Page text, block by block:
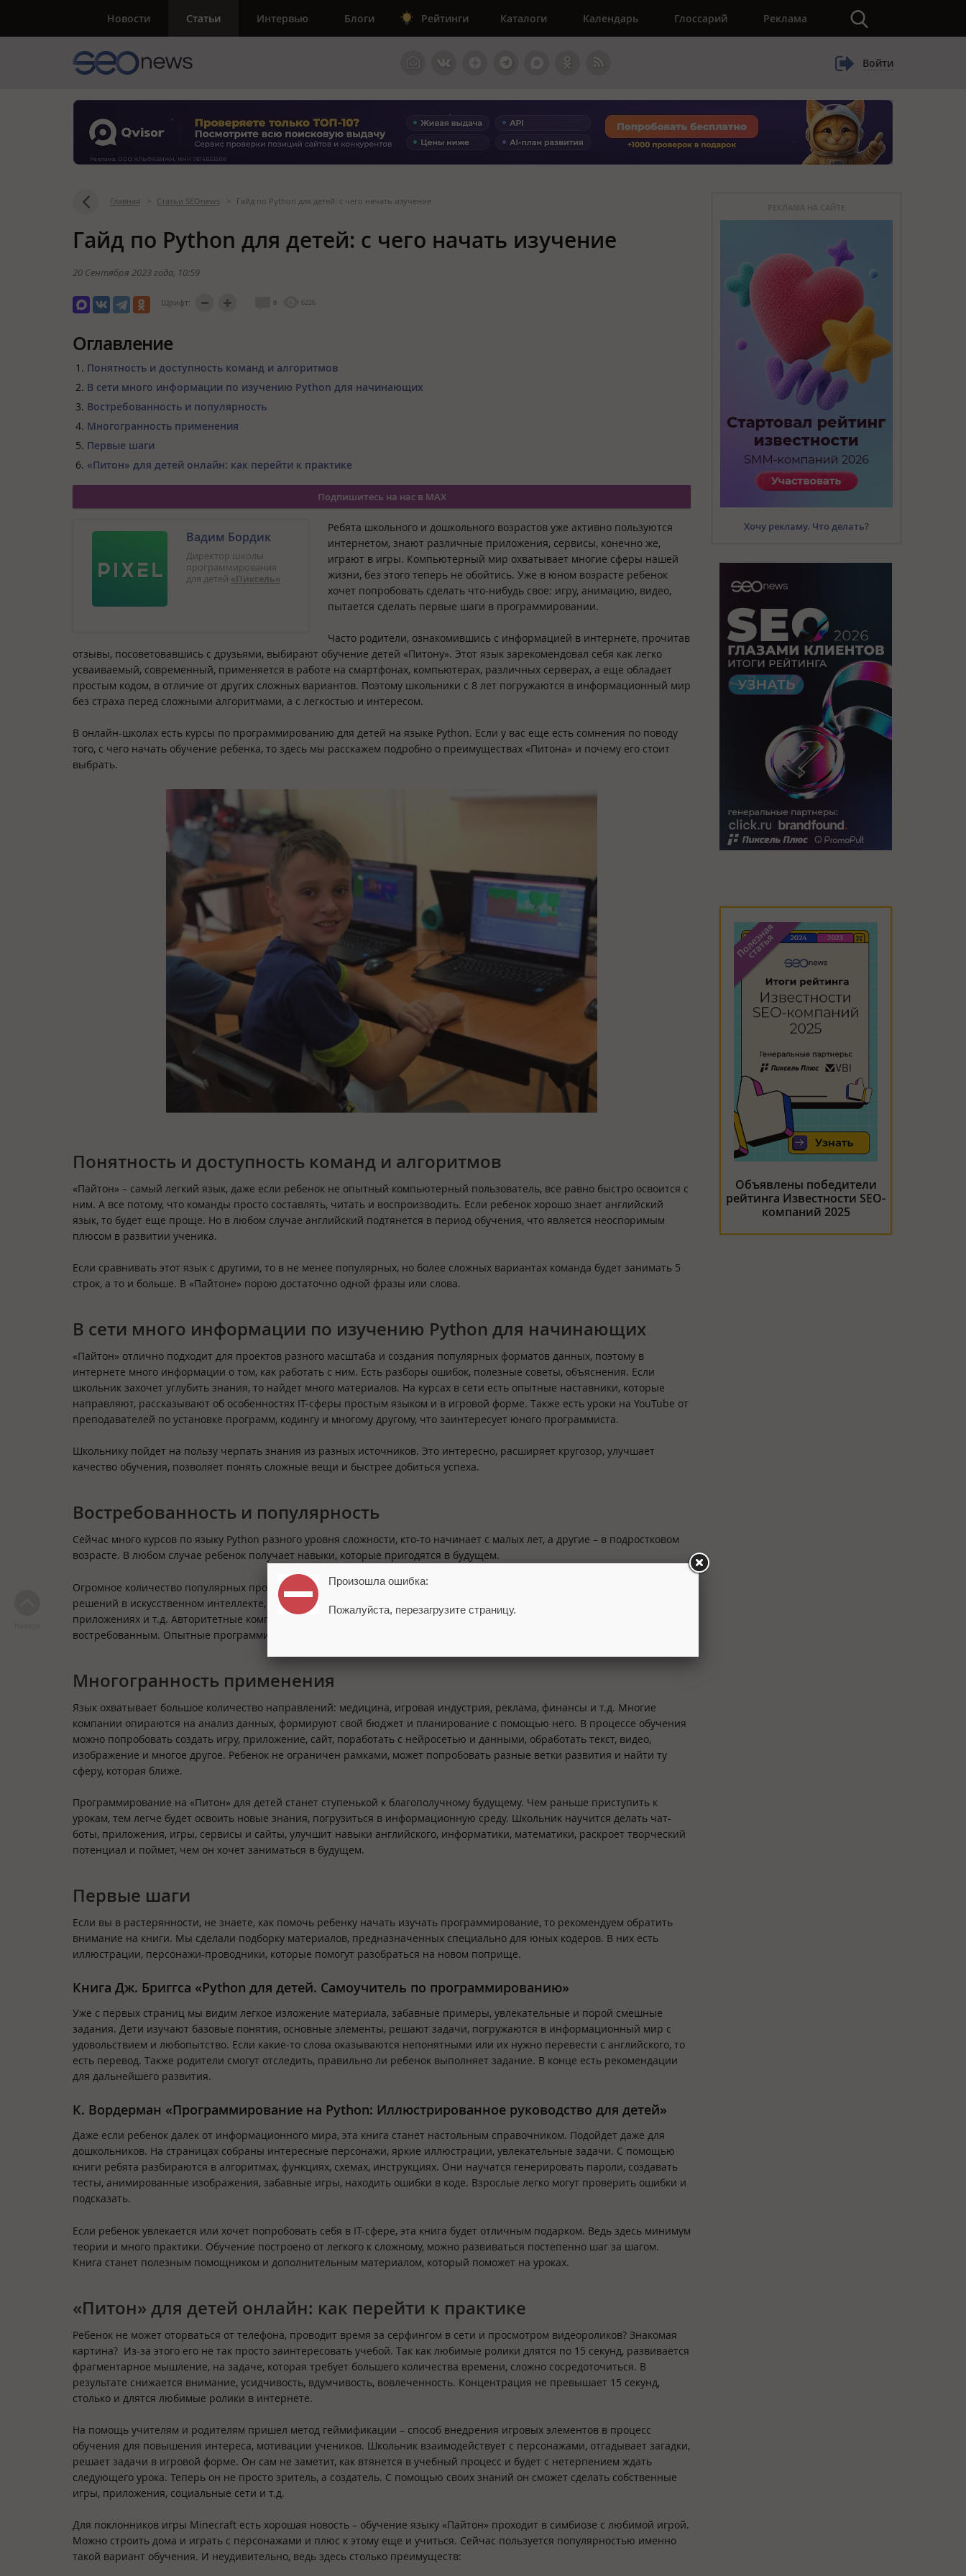
Новости Статьи Интервью Блоги Рейтинги Каталоги Календарь Глоссарий Реклама
Войти
Главная > Статьи SEOnews > Гайд по Python для детей: с чего начать изучение
Гайд по Python для детей: с чего начать изучение
20 Сентября 2023 года , 10:59
Шрифт: 0 6226
Оглавление
Понятность и доступность команд и алгоритмов
В сети много информации по изучению Python для начинающих
Востребованность и популярность
Многогранность применения
Первые шаги
«Питон» для детей онлайн: как перейти к практике
Подпишитесь на нас в MAX
Вадим Бордик
Директор школы
программирования
для детей «Пиксель»
Ребята школьного и дошкольного возрастов уже активно пользуются
интернетом, знают различные приложения, сервисы, конечно же,
играют в игры. Компьютерный мир охватывает многие сферы нашей
жизни, без этого теперь не обойтись. Уже в юном возрасте ребенок
хочет попробовать сделать что-нибудь свое: игру, анимацию, видео,
пытается сделать первые шаги в программировании.
Часто родители, ознакомившись с информацией в интернете, прочитав
отзывы, посоветовавшись с друзьями, выбирают обучение детей «Питону». Этот язык зарекомендовал себя как легко
усваиваемый, современный, применяется в работе на смартфонах, компьютерах, различных серверах, а еще обладает
простым кодом, в отличие от других сложных вариантов. Поэтому школьники с 8 лет погружаются в информационный мир
без страха перед сложными алгоритмами, а с легкостью и интересом.
В онлайн-школах есть курсы по программированию для детей на языке Python. Если у вас еще есть сомнения по поводу
того, с чего начать обучение ребенка, то здесь мы расскажем подробно о преимуществах «Питона» и почему его стоит
выбрать.
Понятность и доступность команд и алгоритмов
«Пайтон» – самый легкий язык, даже если ребенок не опытный компьютерный пользователь, все равно быстро освоится с
ним. А все потому, что команды просто составлять, читать и воспроизводить. Если ребенок хорошо знает английский
язык, то будет еще проще. Но в любом случае английский подтянется в период обучения, что является неоспоримым
плюсом в развитии ученика.
Если сравнивать этот язык с другими, то в не менее популярных, но более сложных вариантах команда будет занимать 5
строк, а то и больше. В «Пайтоне» порою достаточно одной фразы или слова.
В сети много информации по изучению Python для начинающих
«Пайтон» отлично подходит для проектов разного масштаба и создания популярных форматов данных, поэтому в
интернете много информации о том, как работать с ним. Есть разборы ошибок, полезные советы, объяснения. Если
школьник захочет углубить знания, то найдет много материалов. На курсах в сети есть опытные наставники, которые
направляют, рассказывают об особенностях IT-сферы простым языком и в игровой форме. Также есть уроки на YouTube от
преподавателей по установке программ, кодингу и многому другому, что заинтересует юного программиста.
Школьнику пойдет на пользу черпать знания из разных источников. Это интересно, расширяет кругозор, улучшает
качество обучения, позволяет понять сложные вещи и быстрее добиться успеха.
Востребованность и популярность
Сейчас много курсов по языку Python разного уровня сложности, кто-то начинает с малых лет, а другие – в подростковом
возрасте. В любом случае ребенок получает навыки, которые пригодятся в будущем.
Огромное количество популярных проектов сделаны именно на «Питон», например, YouTube, Sims 4, Django, Google, много
решений в искусственном интеллекте, графических интерфейсах, веб-разработке, образовательных программах,
приложениях и т.д. Авторитетные компании используют его в своих проектах, поэтому он будет еще долгое время
востребованным. Опытные программисты получают зарплату от 200-300 тысяч рублей и всегда есть куда расти.
Многогранность применения
Язык охватывает большое количество направлений: медицина, игровая индустрия, реклама, финансы и т.д. Многие
компании опираются на анализ данных, формируют свой бюджет и планирование с помощью него. В процессе обучения
можно попробовать создать игру, приложение, сайт, поработать с нейросетью и данными, обработать текст, видео,
изображение и многое другое. Ребенок не ограничен рамками, может попробовать разные ветки развития и найти ту
сферу, которая ближе.
Программирование на «Питон» для детей станет ступенькой к благополучному будущему. Чем раньше приступить к
урокам, тем легче будет освоить новые знания, погрузиться в информационную среду. Школьник научится делать чат-
боты, приложения, игры, сервисы и сайты, улучшит навыки английского, информатики, математики, раскроет творческий
потенциал и поймет, чем он хочет заниматься в будущем.
Первые шаги
Если вы в растерянности, не знаете, как помочь ребенку начать изучать программирование, то рекомендуем обратить
внимание на книги. Мы сделали подборку материалов, предназначенных специально для юных кодеров. В них есть
иллюстрации, персонажи-проводники, которые помогут разобраться на новом поприще.
Книга Дж. Бриггса «Python для детей. Самоучитель по программированию»
Уже с первых страниц мы видим легкое изложение материала, забавные примеры, увлекательные и порой смешные
задания. Дети изучают базовые понятия, основные элементы, решают задачи, погружаются в информационный мир с
удовольствием и любопытство. Если какие-то слова оказываются непонятными или их нужно перевести с английского, то
есть перевод. Также родители смогут отследить, правильно ли ребенок выполняет задание. В конце есть рекомендации
для дальнейшего развития.
К. Вордерман «Программирование на Python: Иллюстрированное руководство для детей»
Даже если ребенок далек от информационного мира, эта книга станет настольным справочником. Подойдет даже для
дошкольников. На страницах собраны интересные персонажи, яркие иллюстрации, увлекательные задачи. С помощью
книги ребята разбираются в алгоритмах, функциях, схемах, инструкциях. Они научатся генерировать пароли, создавать
тесты, анимированные изображения, забавные игры, находить ошибки в коде. Взрослые легко могут проверить ошибки и
подсказать.
Если ребенок увлекается или хочет попробовать себя в IT-сфере, эта книга будет отличным подарком. Ведь здесь минимум
теории и много практики. Обучение построено от легкого к сложному, можно развиваться постепенно шаг за шагом.
Книга станет полезным помощником и дополнительным материалом, который поможет на уроках.
«Питон» для детей онлайн: как перейти к практике
Ребенок не может оторваться от телефона, проводит время за серфингом в сети и просмотром видеороликов? Знакомая
картина? Из-за этого его не так просто заинтересовать учебой. Так как любимые ролики длятся по 15 секунд, развивается
фрагментарное мышление, на задаче, которая требует большего количества времени, сложно сосредоточиться. В
результате снижается внимание, усидчивость, вдумчивость, вовлеченность. Концентрация не превышает 15 секунд,
столько и длятся любимые ролики в интернете.
На помощь учителям и родителям пришел метод геймификации – способ внедрения игровых элементов в процесс
обучения для повышения интереса, мотивации учеников. Школьник взаимодействует с персонажами, отгадывает загадки,
решает задачи в игровой форме. Он сам не заметит, как втянется в учебный процесс и будет с нетерпением ждать
следующего урока. Теперь он не просто зритель, а создатель. С помощью своих знаний он сможет сделать собственные
игры, приложения, социальные сети и т.д.
Для поклонников игры Minecraft есть хорошая новость – обучение языку «Пайтон» проходит в симбиозе с любимой игрой.
Можно строить дома и играть с персонажами и плюс к этому еще и учиться. Сейчас пользуется популярностью именно
такой вариант обучения. И неудивительно, ведь здесь столько преимуществ:
РЕКЛАМА НА САЙТЕ
Хочу рекламу. Что делать?
Объявлены победители
рейтинга Известности SEO-
компаний 2025
Произошла ошибка:
Пожалуйста, перезагрузите страницу.